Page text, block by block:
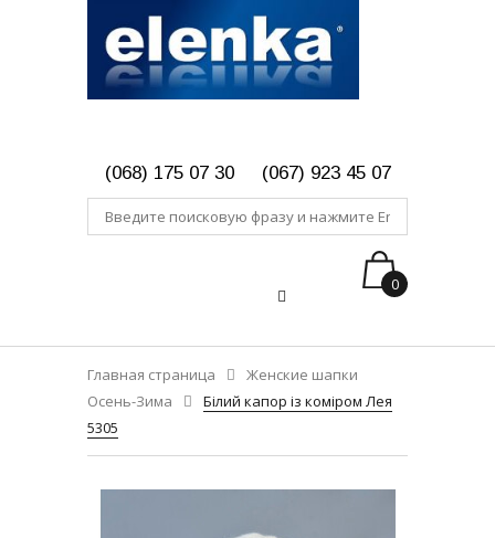
(068) 175 07 30 (067) 923 45 07
0
Главная страница
Женские шапки
Осень-Зима
Білий капор із коміром Лея
5305